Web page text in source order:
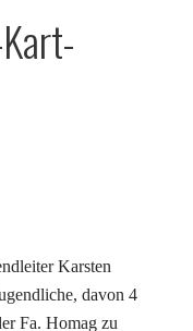
Karsten
davon 4
Fa. Homag zu